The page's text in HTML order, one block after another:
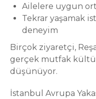
Ailelere uygun
Tekrar yaşamak
deneyim
Birçok ziyaretçi,
gerçek mutfak
düşünüyor.
İstanbul Avrupa